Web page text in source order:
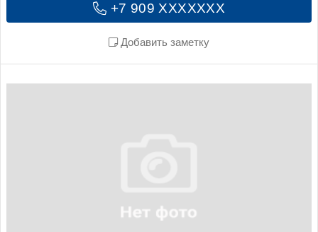
+7 909 XXXXXXX
Добавить заметку